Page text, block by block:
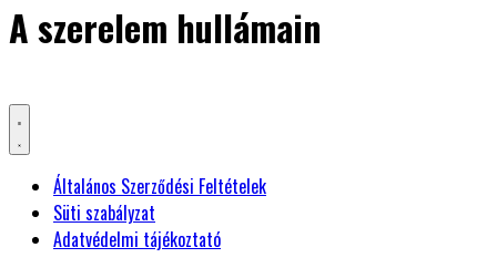
A szerelem hullámain
Általános Szerződési Feltételek
Süti szabályzat
Adatvédelmi tájékoztató